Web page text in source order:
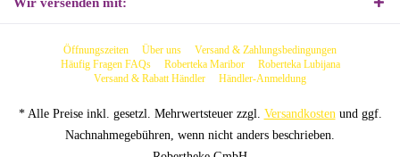
Öffnungszeiten Über uns
Versand & Zahlungsbedingungen
Häufig Fragen FAQs
Roberteka Maribor
Roberteka Lubijana
Versand & Rabatt Händler
Händler-Anmeldung
* Alle Preise inkl. gesetzl. Mehrwertsteuer zzgl. Versandkosten und ggf.
Nachnahmegebühren, wenn nicht anders beschrieben.